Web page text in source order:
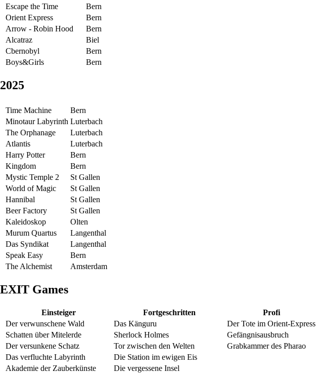
Escape the Time
Bern
Orient Express
Bern
Arrow - Robin Hood
Bern
Alcatraz
Biel
Cbernobyl
Bern
Boys&Girls
Bern
2025
Time Machine
Bern
Minotaur Labyrinth Luterbach
The Orphanage
Luterbach
Atlantis
Luterbach
Harry Potter
Bern
Kingdom
Bern
Mystic Temple 2
St Gallen
World of Magic
St Gallen
Hannibal
St Gallen
Beer Factory
St Gallen
Kaleidoskop
Olten
Murum Quartus
Langenthal
Das Syndikat
Langenthal
Speak Easy
Bern
The Alchemist
Amsterdam
EXIT Games
Einsteiger Fortgeschritten
Profi
Der verwunschene Wald
Das Känguru
Der Tote im Orient-Express
Schatten über Mitelerde
Sherlock Holmes
Gefängnisausbruch
Der versunkene Schatz
Tor zwischen den Welten
Grabkammer des Pharao
Das verfluchte Labyrinth
Die Station im ewigen Eis
Akademie der Zauberkünste
Die vergessene Insel